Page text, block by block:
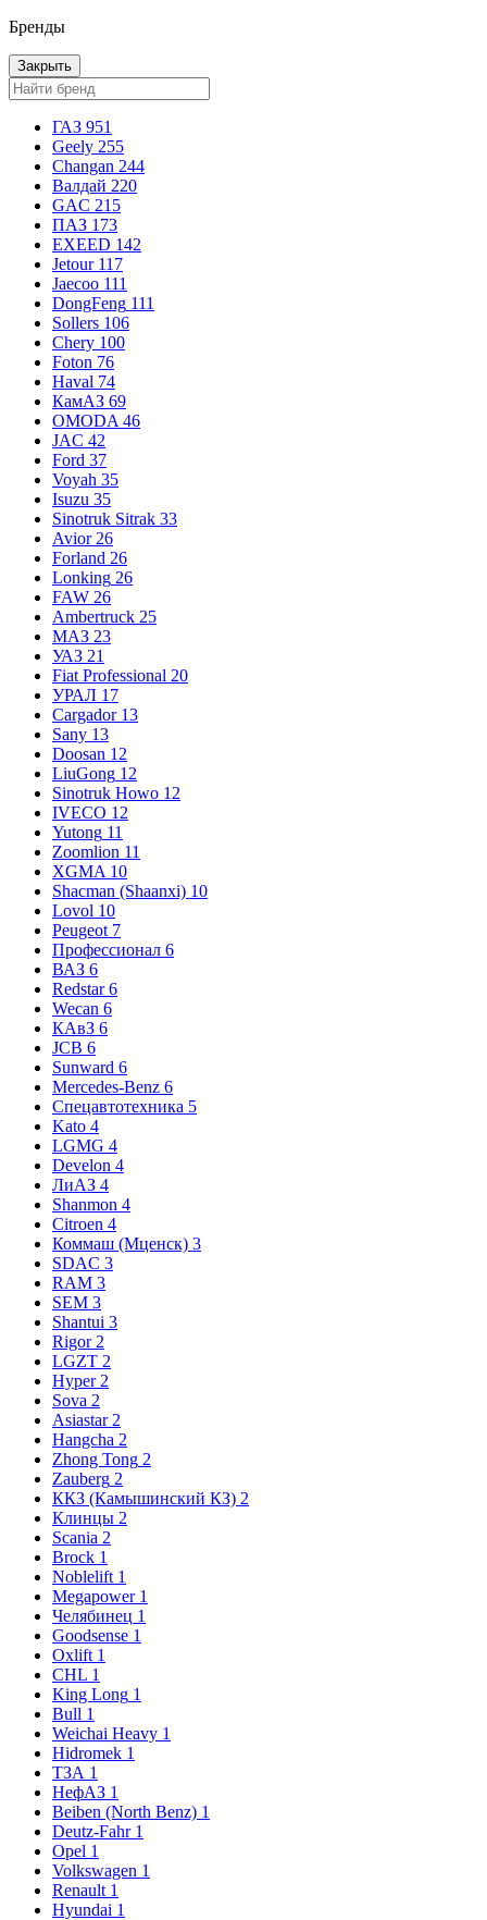
Бренды
Закрыть
ГАЗ 951
Geely 255
Changan 244
Валдай 220
GAC 215
ПАЗ 173
EXEED 142
Jetour 117
Jaecoo 111
DongFeng 111
Sollers 106
Chery 100
Foton 76
Haval 74
КамАЗ 69
OMODA 46
JAC 42
Ford 37
Voyah 35
Isuzu 35
Sinotruk Sitrak 33
Avior 26
Forland 26
Lonking 26
FAW 26
Ambertruck 25
МАЗ 23
УАЗ 21
Fiat Professional 20
УРАЛ 17
Cargador 13
Sany 13
Doosan 12
LiuGong 12
Sinotruk Howo 12
IVECO 12
Yutong 11
Zoomlion 11
XGMA 10
Shacman (Shaanxi) 10
Lovol 10
Peugeot 7
Профессионал 6
ВАЗ 6
Redstar 6
Wecan 6
КАвЗ 6
JCB 6
Sunward 6
Mercedes-Benz 6
Спецавтотехника 5
Kato 4
LGMG 4
Develon 4
ЛиАЗ 4
Shanmon 4
Citroen 4
Коммаш (Мценск) 3
SDAC 3
RAM 3
SEM 3
Shantui 3
Rigor 2
LGZT 2
Hyper 2
Sova 2
Asiastar 2
Hangcha 2
Zhong Tong 2
Zauberg 2
ККЗ (Камышинский КЗ) 2
Клинцы 2
Scania 2
Brock 1
Noblelift 1
Megapower 1
Челябинец 1
Goodsense 1
Oxlift 1
CHL 1
King Long 1
Bull 1
Weichai Heavy 1
Hidromek 1
ТЗА 1
НефАЗ 1
Beiben (North Benz) 1
Deutz-Fahr 1
Opel 1
Volkswagen 1
Renault 1
Hyundai 1